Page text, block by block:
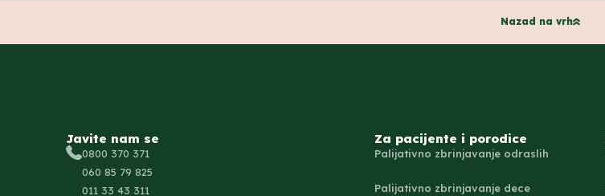
Nazad na vrh
Javite nam se
0800 370 371
060 85 79 825
011 33 43 311
Za pacijente i porodice
Palijativno zbrinjavanje odraslih
Palijativno zbrinjavanje dece